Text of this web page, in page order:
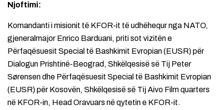
Njoftimi:
Komandanti i misionit të KFOR-it të udhëhequr nga NATO,
gjeneralmajor Enrico Barduani, priti sot vizitën e
Përfaqësuesit Special të Bashkimit Evropian (EUSR) për
Dialogun Prishtinë-Beograd, Shkëlqesisë së Tij Peter
Sørensen dhe Përfaqësuesit Special të Bashkimit Evropian
(EUSR) për Kosovën, Shkëlqesisë së Tij Aivo Film quarters
në KFOR-in, Head Oravuars në qytetin e KFOR-it.